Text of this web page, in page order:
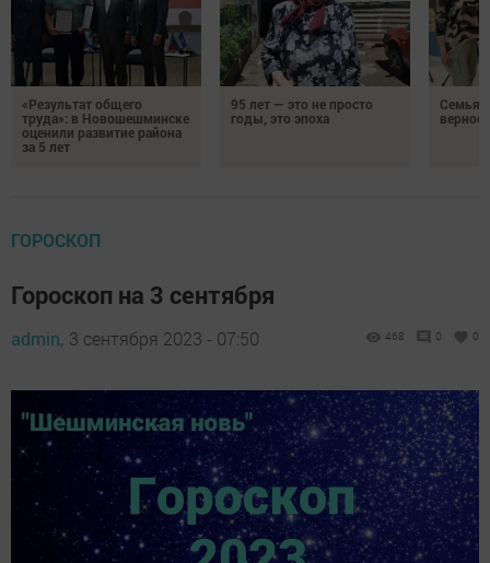
«Результат общего
труда»: в Новошешминске
оценили развитие района
за 5 лет
95 лет — это не просто
годы, это эпоха
Семья
ГОРОСКОП
Гороскоп на 3 сентября
admin, 3 сентября 2023 - 07:50 468 0 0